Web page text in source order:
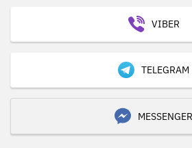
VIBER
TELEGRAM
MESSENGER